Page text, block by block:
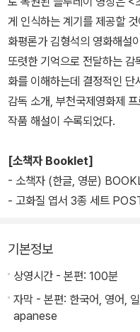
게 인식하는 계기를 제공할
화평론가 김형석의 영화해설
또렷한 기억으로 전달하는
화를 이해하는데 결정적인 단
감독 소개, 부천국제영화제
작품 해설이 수록되었다.
[소책자 Booklet]
- 소책자 (한글, 영문)
- 고화질 엽서 3종 세트
기본정보
상영시간 - 본편: 100분
자막 - 본편: 한국어, 영어,
apanese